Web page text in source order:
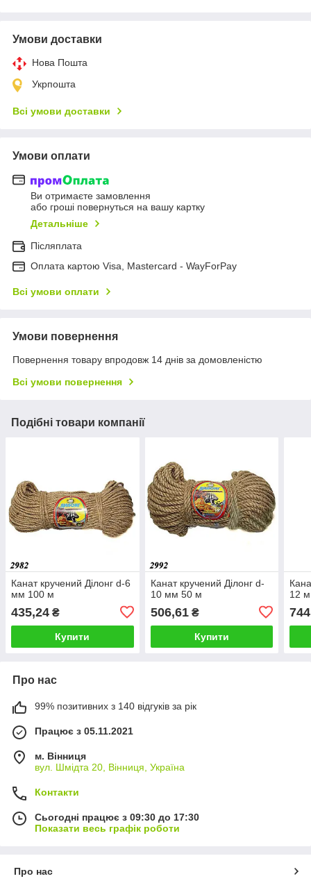
Умови доставки
Нова Пошта
Укрпошта
Всі умови доставки
Умови оплати
Ви отримаєте замовлення
або гроші повернуться на вашу картку
Детальніше
Післяплата
Оплата картою Visa, Mastercard - WayForPay
Всі умови оплати
Умови повернення
Повернення товару впродовж 14 днів за домовленістю
Всі умови повернення
Подібні товари компанії
Канат кручений Ділонг d-6
мм 100 м
435,24 ₴
Купити
Канат кручений Ділонг d-
10 мм 50 м
506,61₴
Купити
12
Про нас
99% позитивних з 140 відгуків за рік
Працює з 05.11.2021
м. Вінниця
вул. Шмідта 20, Вінниця, Україна
Контакти
Сьогодні працює з 09:30 до 17:30
Показати весь графік роботи
Про нас